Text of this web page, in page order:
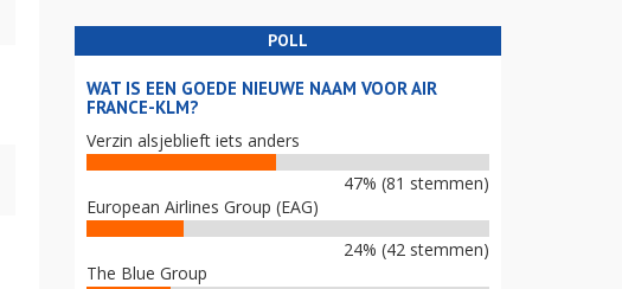
POLL
WAT IS EEN GOEDE NIEUWE NAAM VOOR AIR
FRANCE-KLM?
Verzin alsjeblieft iets anders
47% (81 stemmen)
European Airlines Group (EAG)
24% (42 stemmen)
The Blue Group